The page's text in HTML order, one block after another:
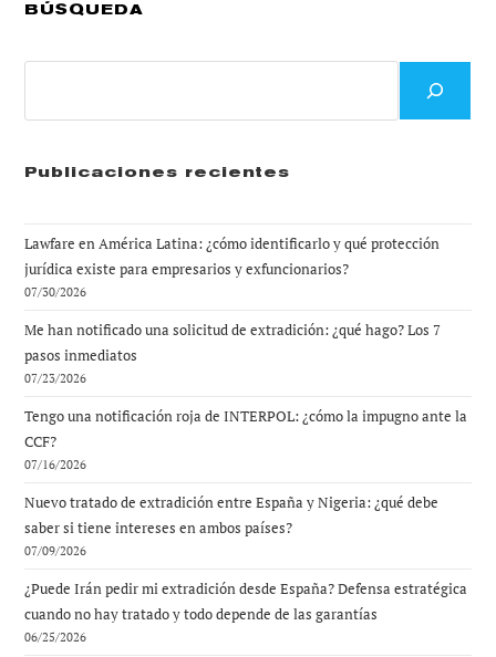
BÚSQUEDA
Publicaciones recientes
Lawfare en América Latina: ¿cómo identificarlo y qué protección
jurídica existe para empresarios y exfuncionarios?
07/30/2026
Me han notificado una solicitud de extradición: ¿qué hago? Los 7
pasos inmediatos
07/23/2026
Tengo una notificación roja de INTERPOL: ¿cómo la impugno ante la
CCF?
07/16/2026
Nuevo tratado de extradición entre España y Nigeria: ¿qué debe
saber si tiene intereses en ambos países?
07/09/2026
¿Puede Irán pedir mi extradición desde España? Defensa estratégica
cuando no hay tratado y todo depende de las garantías
06/25/2026